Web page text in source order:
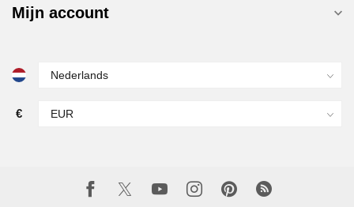
Mijn account
€